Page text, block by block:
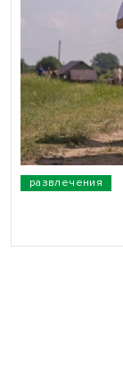
развлечения